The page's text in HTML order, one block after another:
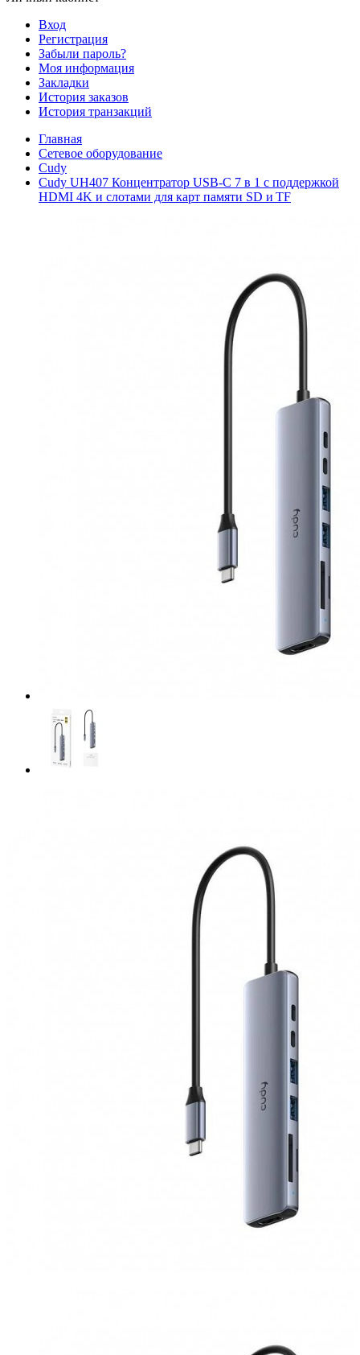
Вход
Регистрация
Забыли пароль?
Моя информация
Закладки
История заказов
История транзакций
Главная
Сетевое оборудование
Cudy
Cudy UH407 Концентратор USB-C 7 в 1 с поддержкой
HDMI 4K и слотами для карт памяти SD и TF